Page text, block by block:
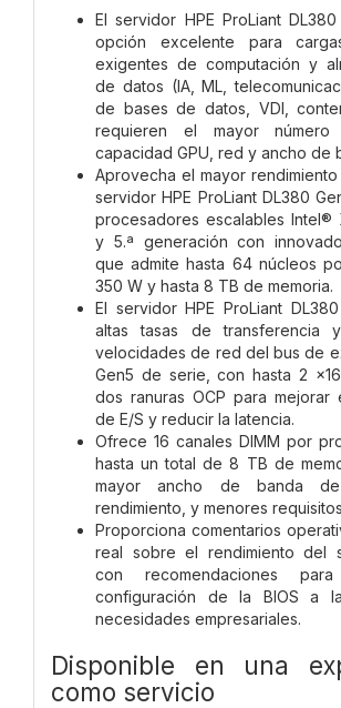
El servidor HPE ProLiant DL380
opción excelente para
exigentes de computación y
de datos (IA, ML,
de bases de datos, VDI,
requieren el mayor número
capacidad GPU, red y ancho de
Aprovecha el mayor rendimiento
servidor HPE ProLiant DL380
procesadores escalables Intel®
y 5.ª generación con
que admite hasta 64 núcleos
350 W y hasta 8 TB de memoria.
El servidor HPE ProLiant
altas tasas de transferencia
velocidades de red del bus de
Gen5 de serie, con hasta 2
dos ranuras OCP para mejorar
de E/S y reducir la latencia.
Ofrece 16 canales DIMM por
hasta un total de 8 TB de
mayor ancho de banda
rendimiento, y menores
Proporciona comentarios
real sobre el rendimiento del
con recomendaciones
configuración de la BIOS a
necesidades empresariales.
Disponible en una
como servicio